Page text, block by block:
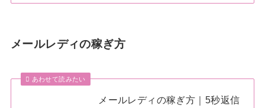
メールレディの稼ぎ方
あわせて読みたい
メールレディの稼ぎ方｜5秒返信